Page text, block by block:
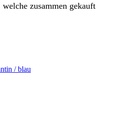
zusammen gekauft
/ blau